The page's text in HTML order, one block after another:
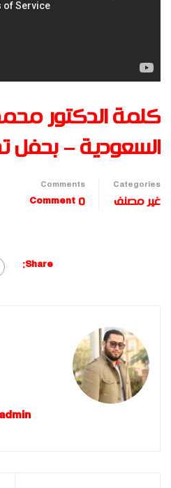
كلمة الدكتور
السعودية – بحفل
Categories
غير مصنف
Comments
0 Comment
Share:
admin